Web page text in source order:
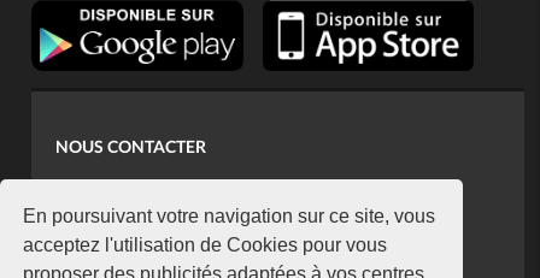
En poursuivant votre navigation sur ce site, vous
acceptez l'utilisation de Cookies pour vous
proposer des publicités adaptées à vos centres
NOUS CONTACTER
koaci@yahoo.fr
+225 07 08 85 52 93